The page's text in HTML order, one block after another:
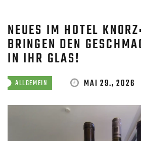
NEUES IM HOTEL
BRINGEN DEN
IN IHR GLAS!
ALLGEMEIN MAI 29., 2026